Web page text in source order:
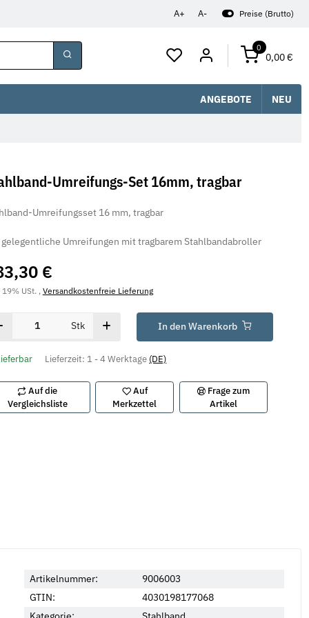
A+ A- Preise (Brutto)
0
0,00 €
ANGEBOTE NEU
Umreifungs-Set 16mm, tragbar
Umreifungsset 16 mm, tragbar
gelegentliche Umreifungen mit tragbarem Stahlbandabroller
€
19% USt. ,Versandkostenfreie Lieferung
Stk In den Warenkorb
Lieferzeit: 1 - 4 Werktage (DE)
Auf die
Vergleichsliste
Auf
Merkzettel
Frage zum
Artikel
Artikelnummer:
9006003
GTIN:
4030198177068